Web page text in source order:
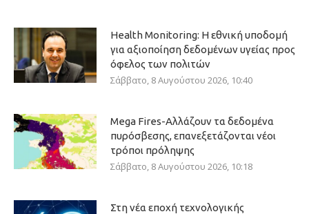
Health Monitoring: Η εθνική υποδομή
για αξιοποίηση δεδομένων υγείας προς
όφελος των πολιτών
Σάββατο, 8 Αυγούστου 2026, 10:40
Mega Fires-Αλλάζουν τα δεδομένα
πυρόσβεσης, επανεξετάζονται νέοι
τρόποι πρόληψης
Σάββατο, 8 Αυγούστου 2026, 10:18
Στη νέα εποχή τεχνολογικής